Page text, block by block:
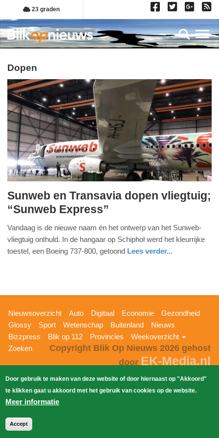
Overslaan
en
naar
de
gaan
23 graden
dopen
maandag,
april
2018
-
04-
2025
09:10
Sunweb en Transavia dopen vliegtuig;
“Sunweb Express”
Vandaag is de nieuwe naam én het ontwerp van het Sunweb-
vliegtuig onthuld. In de hangaar op Schiphol werd het kleurrijke
toestel, een Boeing 737-800, getoond Lees verder...
Hoofdnavigatie
Nieuwsoverzicht Auto Digitaal Economie
Gezondheid
Glossy
Sport Wetenschap Buitenland
Nieuws
Bizzpress
Blik op 112 Provincies
Weekoverzicht
Zoeken
Copyright Blik Op Nieuws 2026 gehost
door EK-Media.nl
Door gebruik te maken van deze website of door hiernaast op "Akkoord"
te klikken gaat u akkoord met het gebruik van cookies op de website.
Meer informatie
Accept